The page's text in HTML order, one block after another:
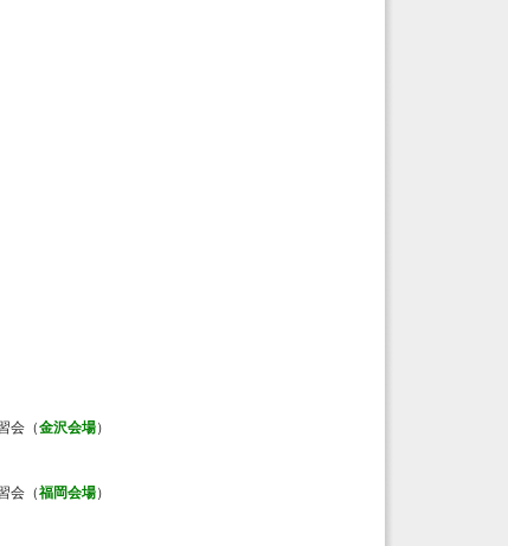
会（金沢会場）
会（福岡会場）